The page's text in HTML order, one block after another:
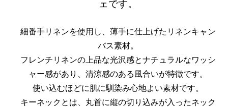
ェです。
細番手リネンを使用し、薄手に仕上げたリネンキャン
バス素材。
フレンチリネンの上品な光沢感とナチュラルなワッシ
ャー感があり、清涼感のある風合いが特徴です。
使い込むほどに肌に馴染み心地よい素材です。
キーネックとは、丸首に縦の切り込みが入ったネック